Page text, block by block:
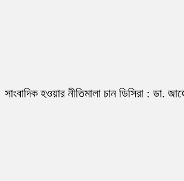
সাংবাদিক হওয়ার নীতিমালা চান ডিসিরা : ডা.